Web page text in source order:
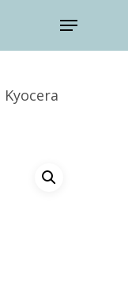
Kyocera